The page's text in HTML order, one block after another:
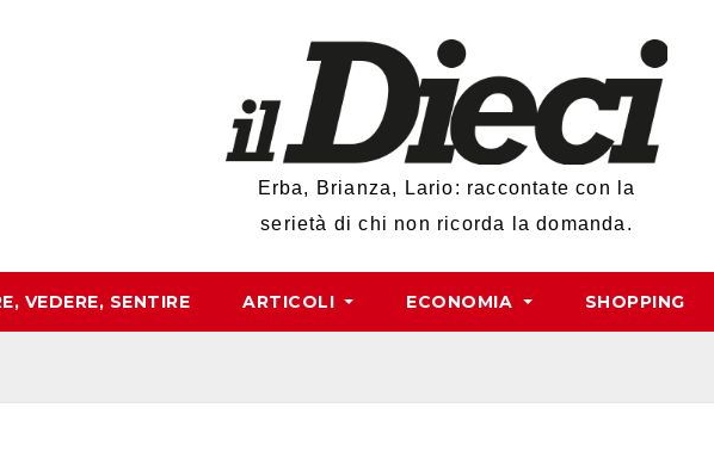
Erba, Brianza, Lario: raccontate con la
serietà di chi non ricorda la domanda.
VEDERE, SENTIRE ARTICOLI ECONOMIA SHOPPING